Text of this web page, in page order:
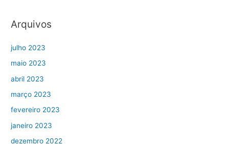
Arquivos
julho 2023
maio 2023
abril 2023
março 2023
fevereiro 2023
janeiro 2023
dezembro 2022